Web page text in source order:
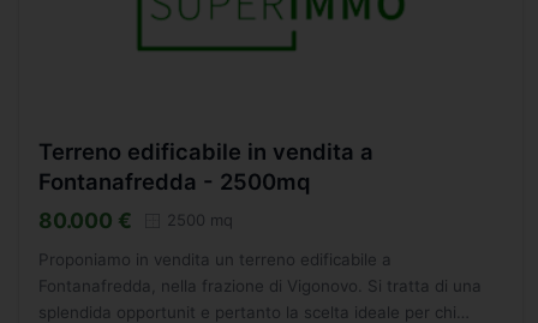
Terreno edificabile in vendita a
Fontanafredda - 2500mq
80.000 € 2500 mq
Proponiamo in vendita un terreno edificabile a
Fontanafredda, nella frazione di Vigonovo. Si tratta di una
splendida opportunit e pertanto la scelta ideale per chi